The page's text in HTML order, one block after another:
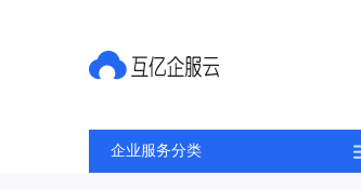
企业服务分类